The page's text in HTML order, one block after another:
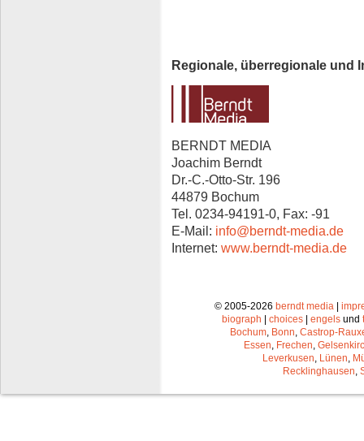
Regionale, überregionale und
BERNDT MEDIA
Joachim Berndt
Dr.-C.-Otto-Str. 196
44879 Bochum
Tel. 0234-94191-0, Fax: -91
E-Mail: info@berndt-media.de
Internet: www.berndt-media.de
© 2005-2026 berndt media|
biograph
choices engels und
Bochum, Bonn, Castrop-
Essen, Frechen,
Leverkusen, Lünen,
Recklinghausen,